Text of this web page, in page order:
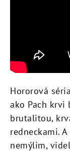
Hororová
ako Pach krvi
brutalitou,
redneckami.
nemýlim,